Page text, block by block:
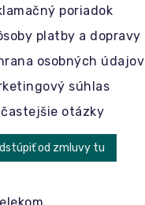
poriadok
platby a dopravy
osobných údajov
súhlas
otázky
od zmluvy tu